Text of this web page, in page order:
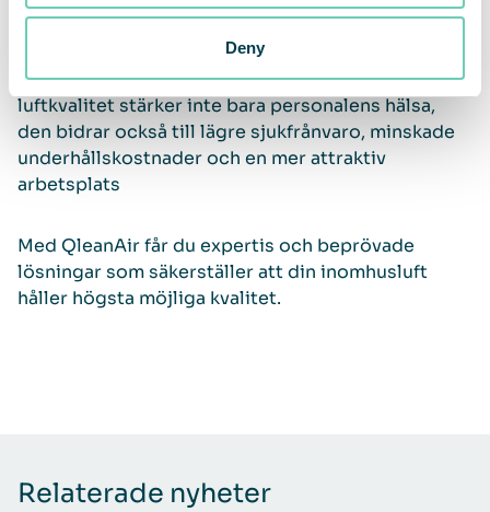
Deny
hälsoproblem och allergier, utan även skapa
långsiktiga förutsättningar för ökat välmående,
hållbarhet och produktivitet. En investering i
luftkvalitet stärker inte bara personalens hälsa,
den bidrar också till lägre sjukfrånvaro, minskade
underhållskostnader och en mer attraktiv
arbetsplats
Med QleanAir får du expertis och beprövade
lösningar som säkerställer att din inomhusluft
håller högsta möjliga kvalitet.
Relaterade nyheter